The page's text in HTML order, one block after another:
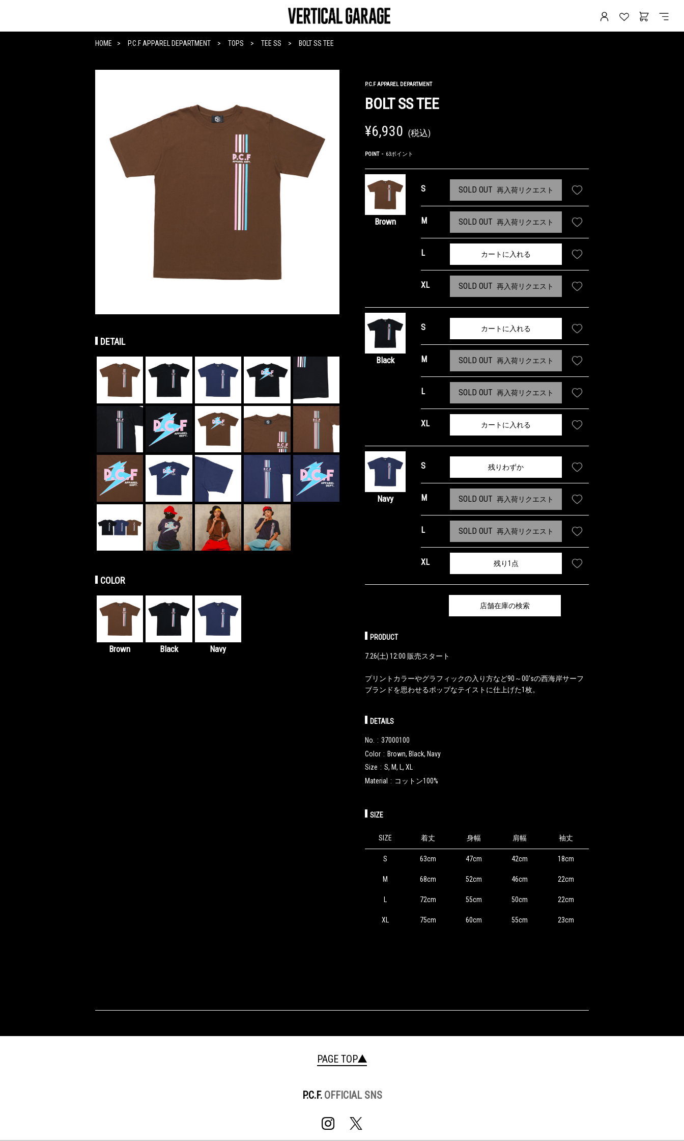
HOME P.C.F APPAREL DEPARTMENT TOPS TEE SS BOLT SS TEE
DETAIL
COLOR
Brown Black Navy
P.C.F APPAREL DEPARTMENT
BOLT SS TEE
¥6,930 (税込)
POINT 63ポイント
Brown
S SOLD OUT 再入荷リクエスト
M SOLD OUT 再入荷リクエスト
L カートに入れる
XL SOLD OUT 再入荷リクエスト
Black
S カートに入れる
M SOLD OUT 再入荷リクエスト
L SOLD OUT 再入荷リクエスト
XL カートに入れる
Navy
S 残りわずか
M SOLD OUT 再入荷リクエスト
L SOLD OUT 再入荷リクエスト
XL 残り1点
店舗在庫の検索
PRODUCT
7.26(土) 12:00 販売スタート
プリントカラーやグラフィックの入り方など90～00'sの西海岸サーフ
ブランドを思わせるポップなテイストに仕上げた1枚。
DETAILS
No.
37000100
Color
Brown, Black, Navy
Size
S, M, L, XL
Material
コットン100%
SIZE
SIZE 着丈 身幅 肩幅 袖丈
S 63cm 47cm 42cm 18cm
M 68cm 52cm 46cm 22cm
L 72cm 55cm 50cm 22cm
XL 75cm 60cm 55cm 23cm
PAGE TOP
P.C.F. OFFICIAL SNS